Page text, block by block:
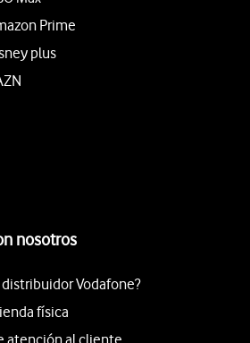
Prime
plus
nosotros
distribuidor Vodafone?
física
atención al cliente